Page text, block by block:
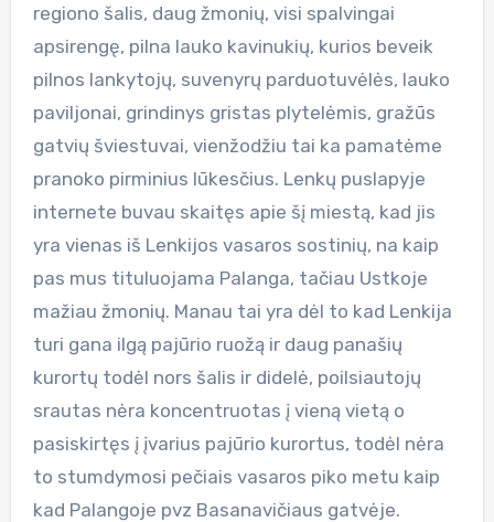
regiono šalis, daug žmonių, visi spalvingai
apsirengę, pilna lauko kavinukių, kurios beveik
pilnos lankytojų, suvenyrų parduotuvėlės, lauko
paviljonai, grindinys gristas plytelėmis, gražūs
gatvių šviestuvai, vienžodžiu tai ka pamatėme
pranoko pirminius lūkesčius. Lenkų puslapyje
internete buvau skaitęs apie šį miestą, kad jis
yra vienas iš Lenkijos vasaros sostinių, na kaip
pas mus tituluojama Palanga, tačiau Ustkoje
mažiau žmonių. Manau tai yra dėl to kad Lenkija
turi gana ilgą pajūrio ruožą ir daug panašių
kurortų todėl nors šalis ir didelė, poilsiautojų
srautas nėra koncentruotas į vieną vietą o
pasiskirtęs į įvarius pajūrio kurortus, todėl nėra
to stumdymosi pečiais vasaros piko metu kaip
kad Palangoje pvz Basanavičiaus gatvėje.